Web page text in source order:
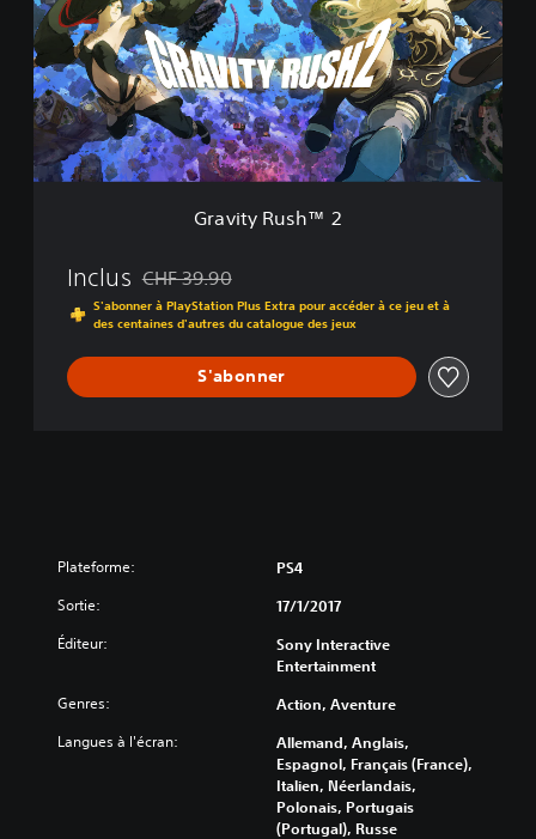
a
l
et
y
R
u
s
h
™
Gravity Rush™ 2
Inclus Remise par rapport au prix d'origine de CHF 39.90
CHF 39.90
S'abonner à PlayStation Plus Extra pour accéder à ce jeu et à
des centaines d'autres du catalogue des jeux
S'abonner
Plateforme: PS4
Sortie: 17/1/2017
Éditeur:
Sony Interactive
Entertainment
Genres: Action, Aventure
Langues à l'écran:
Allemand, Anglais,
Espagnol, Français (France),
Italien, Néerlandais,
Polonais, Portugais
(Portugal), Russe